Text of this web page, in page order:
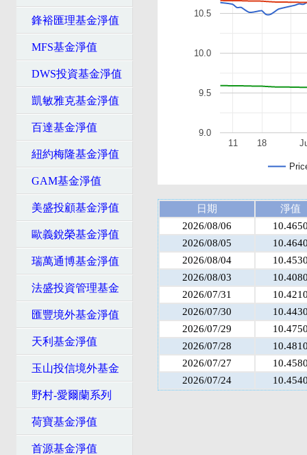
鋒裕匯理基金淨值
MFS基金淨值
DWS投資基金淨值
凱敏雅克基金淨值
百達基金淨值
紐約梅隆基金淨值
GAM基金淨值
美盛投顧基金淨值
歐義銳榮基金淨值
瑞萬通博基金淨值
法盛投資管理基金
匯豐境外基金淨值
天利基金淨值
玉山投信境外基金
野村-愛爾蘭系列
荷寶基金淨值
首源基金淨值
11 18
9.0
9.5
10.0
10.5
日期
淨值
2026/08/06
2026/08/05
2026/08/04
2026/08/03
2026/07/31
2026/07/30
2026/07/29
2026/07/28
2026/07/27
2026/07/24